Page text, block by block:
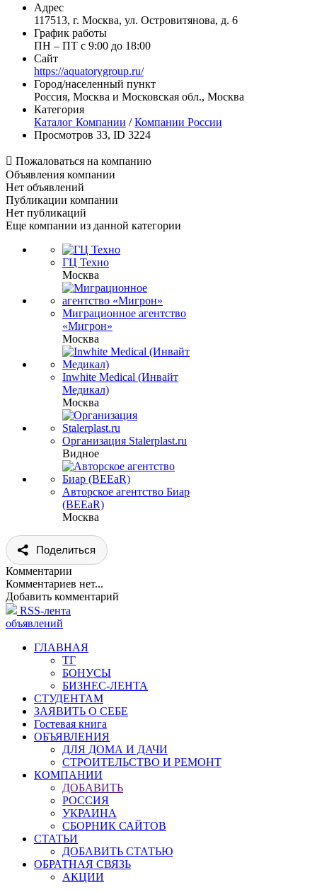
Адрес
117513, г. Москва, ул. Островитянова, д. 6
График работы
ПН – ПТ с 9:00 до 18:00
Сайт
https://aquatorygroup.ru/
Город/населенный пункт
Россия, Москва и Московская обл., Москва
Категория
Каталог Компании /Компании России
Просмотров 33, ID 3224
 Пожаловаться на компанию
Объявления компании
Нет объявлений
Публикации компании
Нет публикаций
Еще компании из данной категории
ГЦ Техно
Москва
Миграционное агентство
«Мигрон»
Москва
Inwhite Medical (Инвайт
Медикал)
Москва
Организация Stalerplast.ru
Видное
Авторское агентство Биар
(BEEaR)
Москва
Поделиться
Комментарии
Комментариев нет...
Добавить комментарий
RSS-лента
объявлений
ГЛАВНАЯ
ТГ
БОНУСЫ
БИЗНЕС-ЛЕНТА
СТУДЕНТАМ
ЗАЯВИТЬ О СЕБЕ
Гостевая книга
ОБЪЯВЛЕНИЯ
ДЛЯ ДОМА И ДАЧИ
СТРОИТЕЛЬСТВО И РЕМОНТ
КОМПАНИИ
ДОБАВИТЬ
РОССИЯ
УКРАИНА
СБОРНИК САЙТОВ
СТАТЬИ
ДОБАВИТЬ СТАТЬЮ
ОБРАТНАЯ СВЯЗЬ
АКЦИИ